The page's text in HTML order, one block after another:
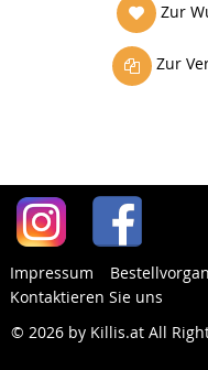
Zur
Zur
Impressum
Kontaktieren Sie uns
© 2026 by Killis.at All